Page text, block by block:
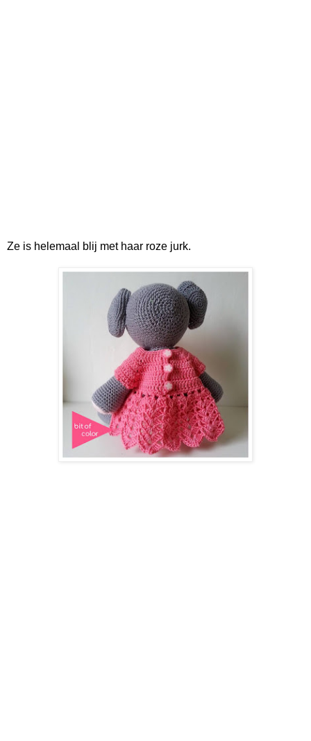
Ze is helemaal blij met haar roze jurk.